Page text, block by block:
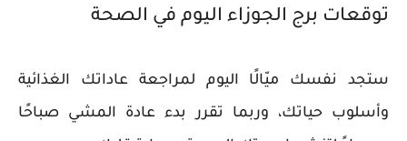
توقعات برج الجوزاء اليوم في الصحة
ستجد نفسك ميّالًا اليوم لمراجعة عاداتك الغذائية
وأسلوب حياتك، وربما تقرر بدء عادة المشي صباحًا